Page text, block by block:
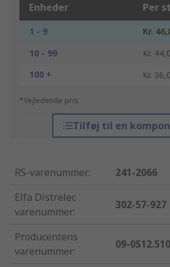
Enheder Per
1 - 9
Kr.
10 - 99
Kr.
100 +
Kr.
*Vejledende pris
Tilføj til en
RS-varenummer:
241-2066
Elfa Distrelec
varenummer:
302-57-927
Producentens
varenummer:
09-